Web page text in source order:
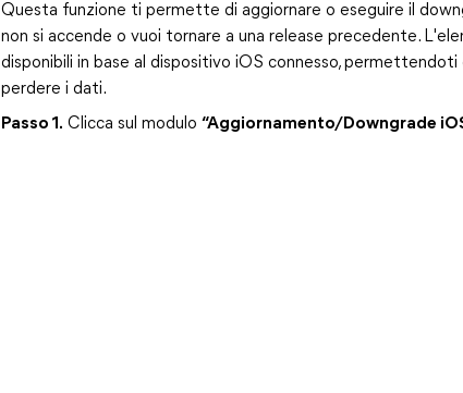
Questa funzione ti permette di aggiornare o eseguire il
non si accende o vuoi tornare a una release precedente.
disponibili in base al dispositivo iOS connesso,
perdere i dati.
Passo 1. Clicca sul modulo “Aggiornamento/Downgrade